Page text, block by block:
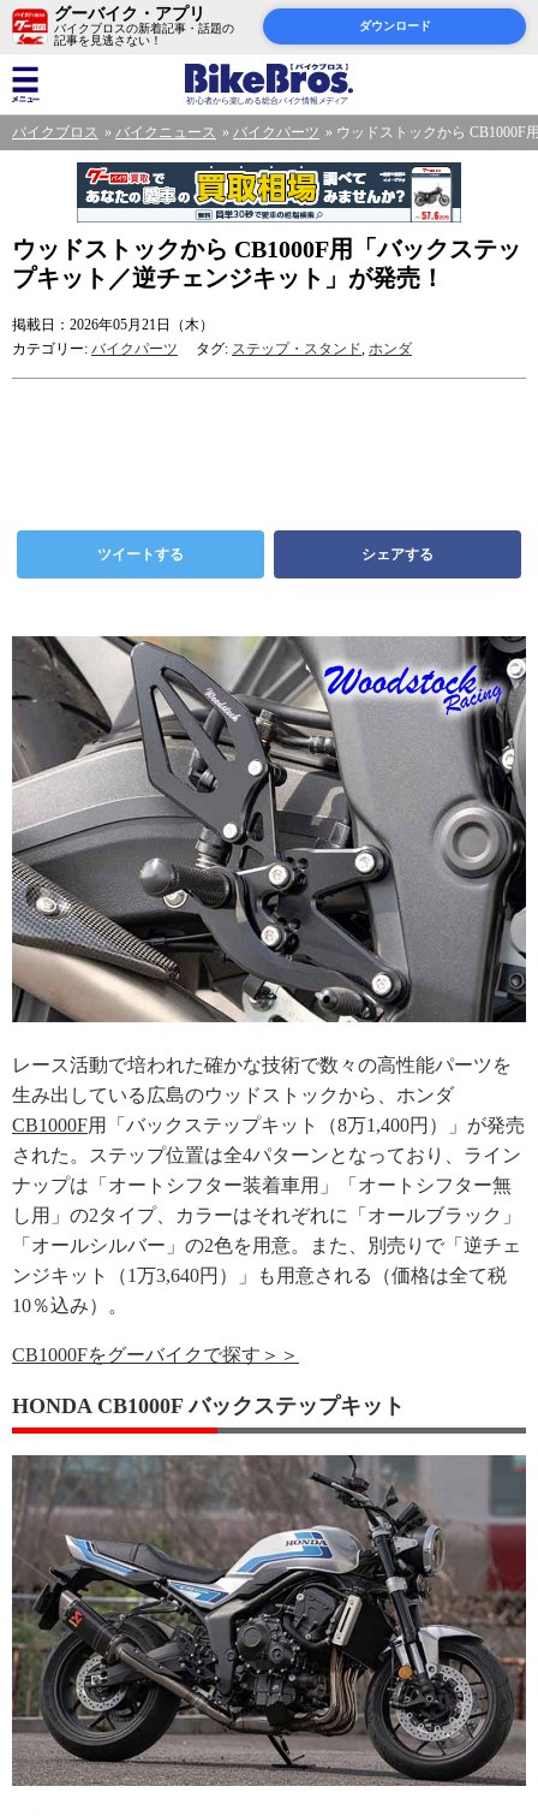
グーバイク・アプリ
バイクブロスの新着記事・話題の
記事を見逃さない！
ダウンロード
バイクブロス バイクニュース バイクパーツ ウッドストックから CB1000F
ウッドストックから CB1000F用「バックステッ
プキット／逆チェンジキット」が発売！
掲載日：2026年05月21日（木）
カテゴリー: バイクパーツ タグ: ステップ・スタンド, ホンダ
ツイートする シェアする
レース活動で培われた確かな技術で数々の高性能パーツを
生み出している広島のウッドストックから、ホンダ
CB1000F用「バックステップキット（8万1,400円）」が発売
された。ステップ位置は全4パターンとなっており、ライン
ナップは「オートシフター装着車用」「オートシフター無
し用」の2タイプ、カラーはそれぞれに「オールブラック」
「オールシルバー」の2色を用意。また、別売りで「逆チェ
ンジキット（1万3,640円）」も用意される（価格は全て税
10％込み）。
CB1000Fをグーバイクで探す＞＞
HONDA CB1000F バックステップキット